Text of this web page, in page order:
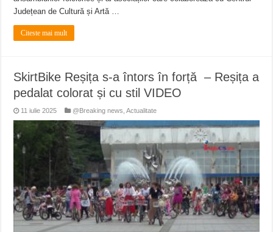
Județean de Cultură și Artă …
Citeste mai mult
SkirtBike Reșița s-a întors în forță – Reșița a
pedalat colorat și cu stil VIDEO
11 iulie 2025 @Breaking news ,Actualitate